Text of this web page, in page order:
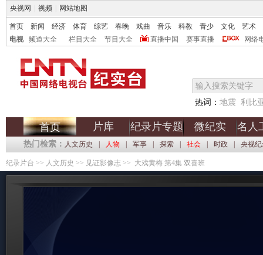
央视网 视频 网站地图
首页 新闻 经济 体育 综艺 春晚 戏曲 音乐 科教 青少 文化
艺术
电视
频道大全 栏目大全 节目大全 直播中国 赛事直播 网络
热词： 地震 利比
首页 片库 纪录片专题 微纪实 名人
热门检索： 人文历史 人物 军事 探索 社会 时政 央视
纪录片台 >> 人文历史 >> 见证影像志 >> 大戏黄梅 第4集 双喜班